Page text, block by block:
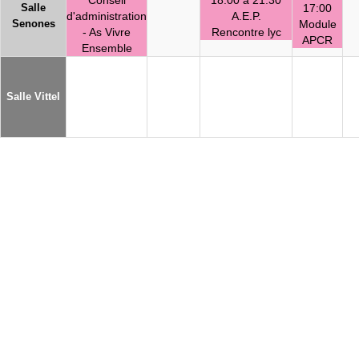
Salle
Senones
d'administration
- As Vivre
Ensemble
A.E.P.
Rencontre lyc
17:00
Module
APCR
Salle Vittel